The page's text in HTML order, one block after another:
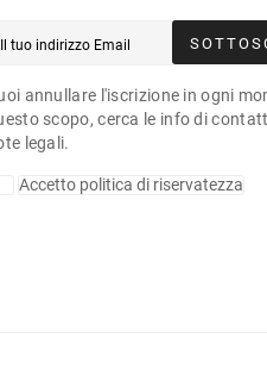
annullare l'iscrizione in ogni
scopo, cerca le info di
legali.
Accetto politica di riservatezza